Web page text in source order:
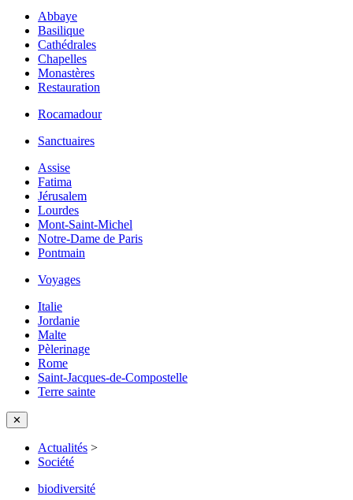
Abbaye
Basilique
Cathédrales
Chapelles
Monastères
Restauration
Rocamadour
Sanctuaires
Assise
Fatima
Jérusalem
Lourdes
Mont-Saint-Michel
Notre-Dame de Paris
Pontmain
Voyages
Italie
Jordanie
Malte
Pèlerinage
Rome
Saint-Jacques-de-Compostelle
Terre sainte
✕
Actualités >
Société
biodiversité